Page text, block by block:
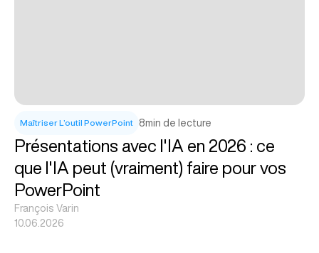
Maîtriser L’outil PowerPoint 8min de lecture
Présentations avec l'IA en 2026 : ce
que l'IA peut (vraiment) faire pour vos
PowerPoint
François Varin
10.06.2026